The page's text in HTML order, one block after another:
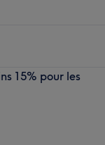
15% pour les